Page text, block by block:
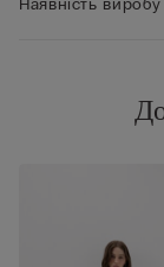
Наявність